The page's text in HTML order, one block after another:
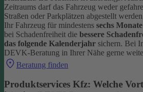
Zeitraums darf das Fahrzeug weder
Straßen oder Parkplätzen abgestellt
Ihr Fahrzeug für mindestens sechs Monate
bei Schadenfreiheit die bessere
das folgende Kalenderjahr sichern. Bei
DEVK-Beratung in Ihrer Nähe gerne
Beratung finden
Produktservices Kfz: Welche